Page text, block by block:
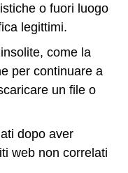
o fuori luogo
legittimi.
come la
per continuare a
un file o
dopo aver
web non correlati